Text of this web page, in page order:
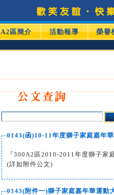
A2區簡介 活動報導 榮譽
0143(函)10-11年度獅子家庭嘉年
『300A2區2010-2011年度獅子
(詳如附件公文)
0143(附件一)獅子家庭嘉年華運動